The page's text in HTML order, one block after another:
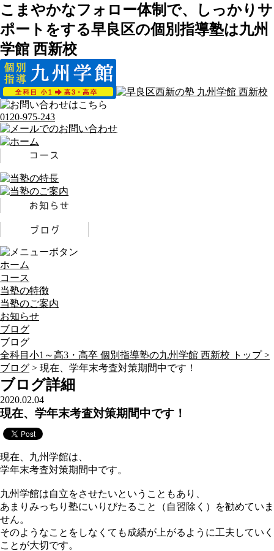
こまやかなフォロー体制で、しっかりサ
ポートをする早良区の個別指導塾は九州
学館 西新校
0120-975-243
ホーム
コース
当塾の特徴
当塾のご案内
お知らせ
ブログ
ブログ
全科目小1～高3・高卒 個別指導塾の九州学館 西新校 トップ >
ブログ > 現在、学年末考査対策期間中です！
ブログ詳細
2020.02.04
現在、学年末考査対策期間中です！
現在、九州学館は、
学年末考査対策期間中です。
九州学館は自立をさせたいということもあり、
あまりみっちり塾にいりびたること（自習除く）を勧めていま
せん。
そのようなことをしなくても成績が上がるように工夫していく
ことが大切です。